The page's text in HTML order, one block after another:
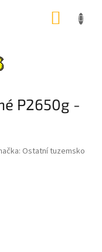
P2650g -
Ostatní tuzemsko